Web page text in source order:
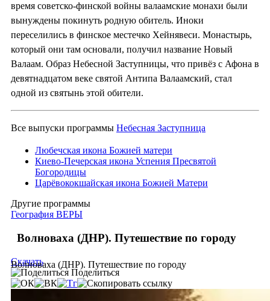
время советско-финской войны валаамские монахи были
вынуждены покинуть родную обитель. Иноки
переселились в финское местечко Хейнявеси. Монастырь,
который они там основали, получил название Новый
Валаам. Образ Небесной Заступницы, что привёз с Афона в
девятнадцатом веке святой Антипа Валаамский, стал
одной из святынь этой обители.
Все выпуски программы Небесная Заступница
Любечская икона Божией матери
Киево-Печерская икона Успения Пресвятой
Богородицы
Царёвококшайская икона Божией Матери
Другие программы
География ВЕРЫ
Волноваха (ДНР). Путешествие по городу
Волноваха (ДНР). Путешествие по городу
Скачать
Поделиться